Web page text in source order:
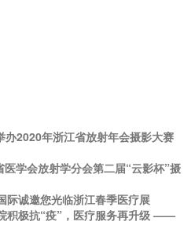
办2020年浙江省放射年会摄影大赛
学会放射学分会第二届“云影杯”摄
际诚邀您光临浙江春季医疗展
积极抗“疫”，医疗服务再升级 ——